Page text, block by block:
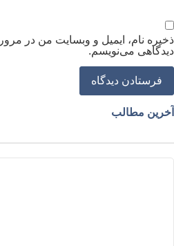
نام، ایمیل و وبسایت من در
می‌نویسم.
مطالب